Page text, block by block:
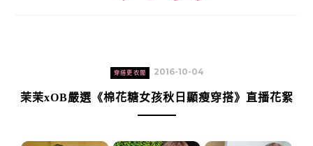
穿搭更衣間 2016-10-04
茉茉xOB嚴選《棉花糖女孩秋日顯瘦穿搭》直播花絮